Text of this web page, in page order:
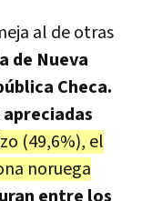
al de otras
de Nueva
Checa.
apreciadas
(49,6%), el
noruega
entre los